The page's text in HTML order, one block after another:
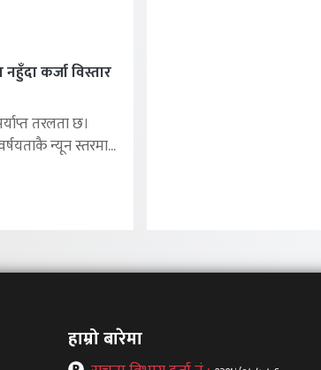
कर्जा विस्तार
तरलता छ।
न्यून स्तरमा...
हाम्रो बारेमा